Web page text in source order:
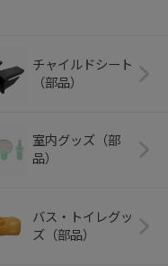
チャイルドシート
（部品）
室内グッズ（部
品）
バス・トイレグッ
ズ（部品）